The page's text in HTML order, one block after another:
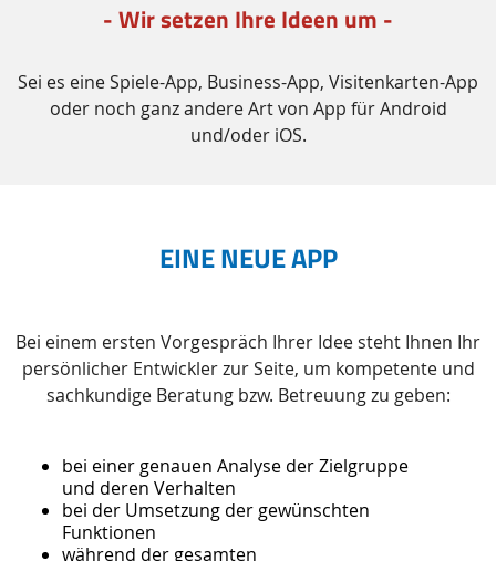
- Wir setzen Ihre Ideen um -
Sei es eine Spiele-App, Business-App, Visitenkarten-App
oder noch ganz andere Art von App für Android
und/oder iOS.
EINE NEUE APP
Bei einem ersten Vorgespräch Ihrer Idee steht Ihnen Ihr
persönlicher Entwickler zur Seite, um kompetente und
sachkundige Beratung bzw. Betreuung zu geben:
bei einer genauen Analyse der Zielgruppe
und deren Verhalten
bei der Umsetzung der gewünschten
Funktionen
während der gesamten